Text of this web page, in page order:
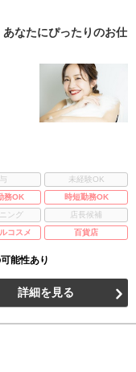
あなたにぴったりのお仕
未経験OK
務OK
時短勤務OK
ング
店長候補
コスメ 百貨店
能性あり
詳細を見る